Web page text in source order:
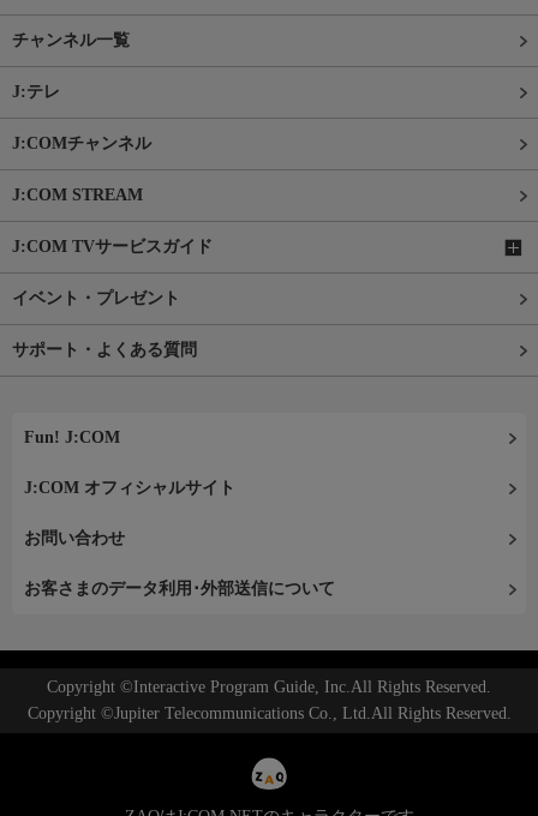
チャンネル一覧
J:テレ
J:COMチャンネル
J:COM STREAM
J:COM TVサービスガイド
イベント・プレゼント
サポート・よくある質問
Fun! J:COM
J:COM オフィシャルサイト
お問い合わせ
お客さまのデータ利用･外部送信について
Copyright ©Interactive Program Guide, Inc.All Rights Reserved.
Copyright ©Jupiter Telecommunications Co., Ltd.All Rights Reserved.